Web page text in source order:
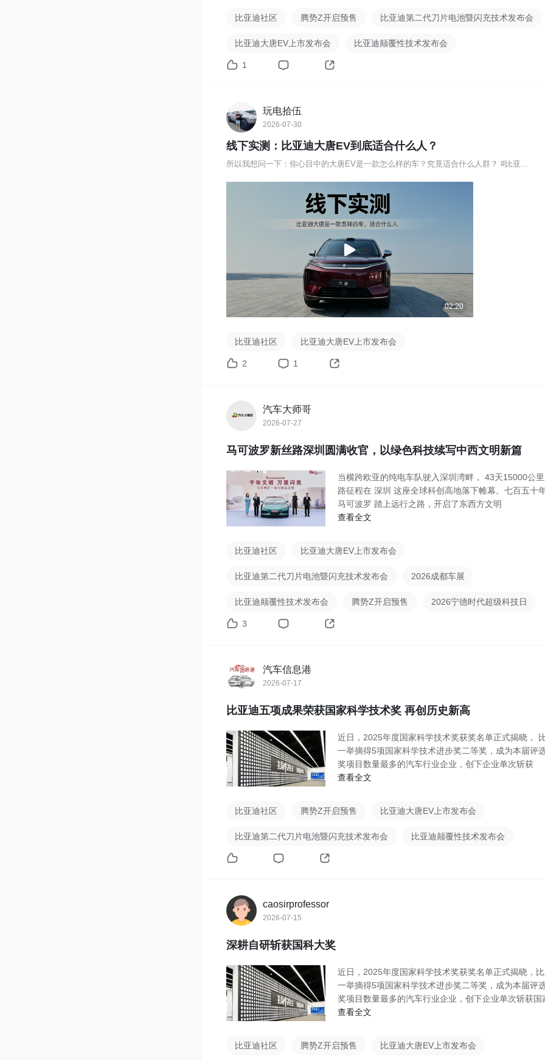
比亚迪社区 腾势Z开启预售 比亚迪第二代刀片电池暨闪充技术发布会
比亚迪大唐EV上市发布会 比亚迪颠覆性技术发布会
1
玩电拾伍
2026-07-30
线下实测：比亚迪大唐EV到底适合什么人？
所以我想问一下：你心目中的大唐EV是一款怎么样的车？究竟适合什么人群？ #比亚迪大唐 #大唐EV #比亚迪大唐23万99起上市
02:20
比亚迪社区 比亚迪大唐EV上市发布会
2 1
汽车大师哥
2026-07-27
马可波罗新丝路深圳圆满收官，以绿色科技续写中西文明新篇
当横跨欧亚的纯电车队驶入深圳湾畔， 43天15000公
路征程在 深圳 这座全球科创高地落下帷幕。七百五十
马可波罗 踏上远行之路，开启了东西方文明
查看全文
比亚迪社区 比亚迪大唐EV上市发布会
比亚迪第二代刀片电池暨闪充技术发布会 2026成都车展
比亚迪颠覆性技术发布会 腾势Z开启预售 2026宁德时代超级科技日
3
汽车信息港
2026-07-17
比亚迪五项成果荣获国家科学技术奖 再创历史新高
近日，2025年度国家科学技术奖获奖名单正式揭晓，
一举摘得5项国家科学技术进步奖二等奖，成为本届评
奖项目数量最多的汽车行业企业，创下企业单次斩获
查看全文
比亚迪社区 腾势Z开启预售 比亚迪大唐EV上市发布会
比亚迪第二代刀片电池暨闪充技术发布会 比亚迪颠覆性技术发布会
caosirprofessor
2026-07-15
深耕自研斩获国科大奖
近日，2025年度国家科学技术奖获奖名单正式揭晓，
一举摘得5项国家科学技术进步奖二等奖，成为本届评
奖项目数量最多的汽车行业企业，创下企业单次斩获国
查看全文
比亚迪社区 腾势Z开启预售 比亚迪大唐EV上市发布会